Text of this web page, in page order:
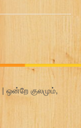
குலமும்,